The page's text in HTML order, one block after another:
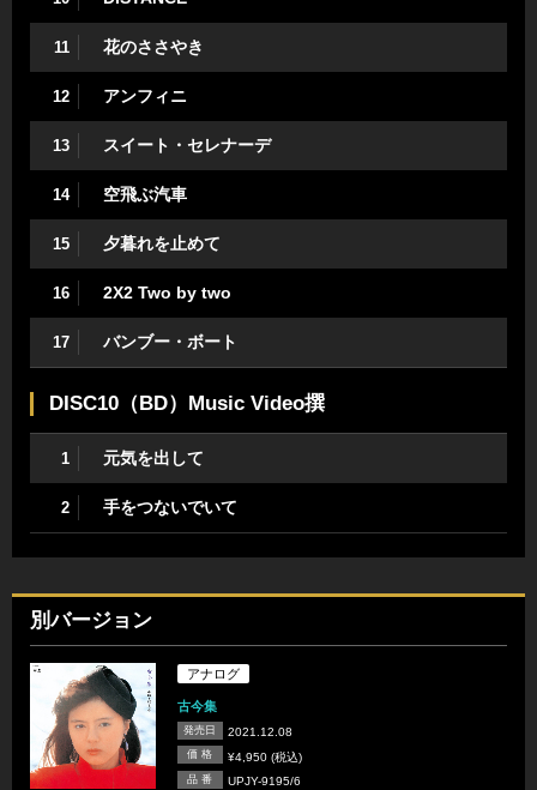
11 花のささやき
12 アンフィニ
13 スイート・セレナーデ
14 空飛ぶ汽車
15 夕暮れを止めて
16 2X2 Two by two
17 バンブー・ボート
DISC10（BD）Music Video撰
1 元気を出して
2 手をつないでいて
別バージョン
アナログ
古今集
発売日 2021.12.08
価 格 ¥4,950 (税込)
品 番 UPJY-9195/6